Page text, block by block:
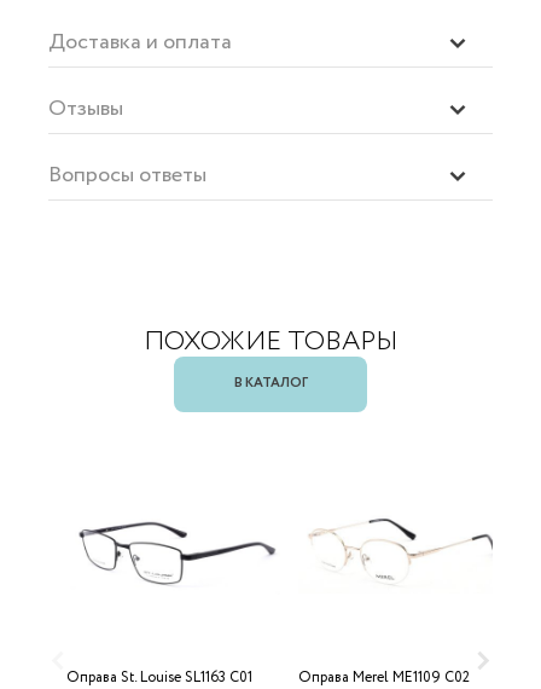
Доставка и оплата
Отзывы
Вопросы ответы
ПОХОЖИЕ ТОВАРЫ
В КАТАЛОГ
Оправа St. Louise SL1163 C01 Оправа Merel ME1109 C02